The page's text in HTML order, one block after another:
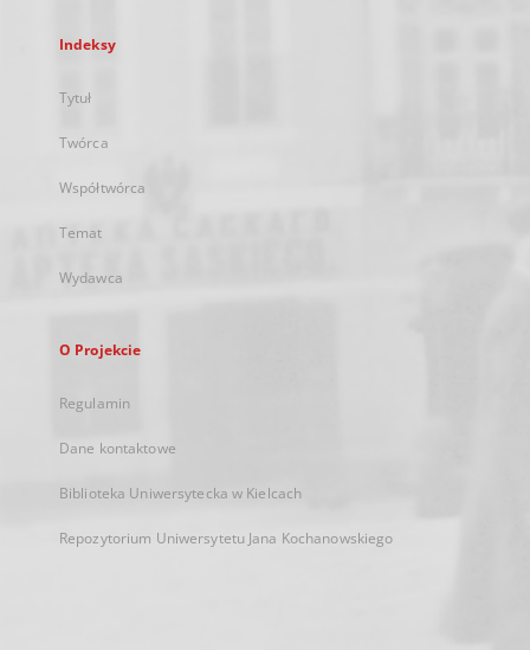
Indeksy
Tytuł
Twórca
Współtwórca
Temat
Wydawca
O Projekcie
Regulamin
Dane kontaktowe
Biblioteka Uniwersytecka w Kielcach
Repozytorium Uniwersytetu Jana Kochanowskiego